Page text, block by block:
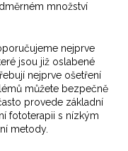
množství
nejprve
jsou již oslabené
nejprve ošetření
můžete bezpečně
provede základní
fototerapii s nízkým
metody.